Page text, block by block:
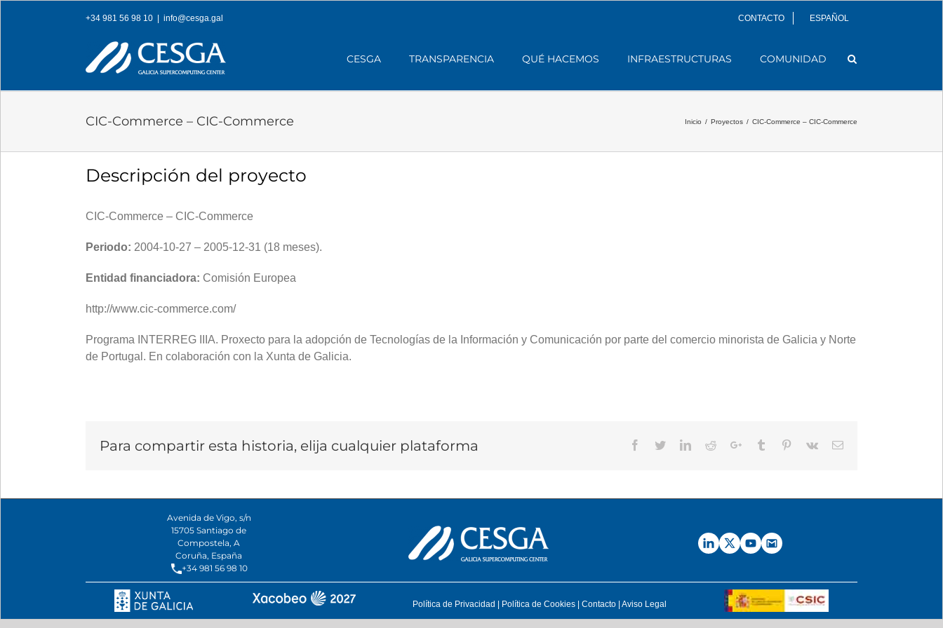
+34 981 56 98 10 info@cesga.gal CONTACTO ESPAÑOL
CESGA TRANSPARENCIA QUÉ HACEMOS INFRAESTRUCTURAS COMUNIDAD
CIC-Commerce – CIC-Commerce Inicio / Proyectos / CIC-Commerce – CIC-Commerce
Descripción del proyecto
CIC-Commerce – CIC-Commerce
Periodo: 2004-10-27 – 2005-12-31 (18 meses).
Entidad financiadora: Comisión Europea
http://www.cic-commerce.com/
Programa INTERREG IIIA. Proxecto para la adopción de Tecnologías de la Información y Comunicación por parte del comercio minorista de Galicia y Norte
de Portugal. En colaboración con la Xunta de Galicia.
Para compartir esta historia, elija cualquier plataforma Facebook
TwitterLinkedIn
RedditGoogle+Tumblr Pinterest
Vk Email
Avenida de Vigo, s/n
15705 Santiago de
Compostela, A
Coruña, España
+34 981 56 98 10
Política de Privacidad Política de Cookies |Contacto |Aviso Legal